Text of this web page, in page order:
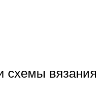
схемы